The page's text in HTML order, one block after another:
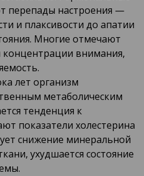
перепады настроения —
и плаксивости до апатии
Многие отмечают
внимания,
лет организм
метаболическим
тенденция к
показатели холестерина
снижение минеральной
ухудшается состояние